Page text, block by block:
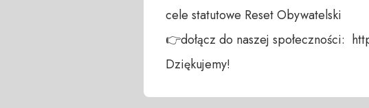
cele statutowe Reset Obywatelski
👉dołącz do naszej społeczności:
Dziękujemy!